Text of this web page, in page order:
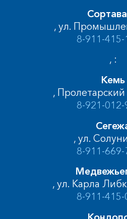
, ул.
8-911-415-
, :
Кемь
, Пролетарский
8-921-012-
, ул.
8-911-669-
, ул. Карла
8-911-415-